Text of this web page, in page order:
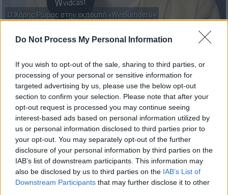
Do Not Process My Personal Information
If you wish to opt-out of the sale, sharing to third parties, or
processing of your personal or sensitive information for
targeted advertising by us, please use the below opt-out
section to confirm your selection. Please note that after your
opt-out request is processed you may continue seeing
interest-based ads based on personal information utilized by
us or personal information disclosed to third parties prior to
your opt-out. You may separately opt-out of the further
disclosure of your personal information by third parties on the
IAB’s list of downstream participants. This information may
also be disclosed by us to third parties on the IAB’s List of
Downstream Participants that may further disclose it to other
Ο Χάρης Ρώμας στην εκπομπή «Weekenders»
Χάρης Ρώμαςπαραχώρησε συνέντευξη
στην εκπομπή «Weekenders» του ΑΝΤ1 και
μεταξύ άλλων αναφέρθηκετόσο στα όρια
των απαιτήσεων και των εντάσεων όσο και
στην παρενόχληση που υπέστη στο παρελθόν
από γνωστό σκηνοθέτη.
«Πάντα πρέπει να δίνουμε ευκαιρία
στους ανθρώπους»